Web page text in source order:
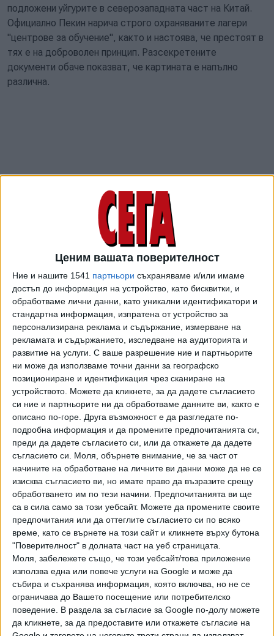
Ценим вашата поверителност
Ние и нашите 1541 партньори съхраняваме и/или имаме
достъп до информация на устройство, като бисквитки, и
обработваме лични данни, като уникални идентификатори и
стандартна информация, изпратена от устройство за
персонализирана реклама и съдържание, измерване на
рекламата и съдържанието, изследване на аудиторията и
развитие на услуги. С ваше разрешение ние и партньорите
ни може да използваме точни данни за географско
позициониране и идентификация чрез сканиране на
устройството. Можете да кликнете, за да дадете съгласието
си ние и партньорите ни да обработваме данните ви, както е
описано по-горе. Друга възможност е да разгледате по-
подробна информация и да промените предпочитанията си,
преди да дадете съгласието си, или да откажете да дадете
съгласието си.
Моля, обърнете внимание, че за част от
начините на обработване на личните ви данни може да не се
изисква съгласието ви, но имате право да възразите срещу
обработването им по тези начини. Предпочитанията ви ще
са в сила само за този уебсайт. Можете да промените своите
предпочитания или да оттеглите съгласието си по всяко
време, като се върнете на този сайт и кликнете върху бутона
"Поверителност" в долната част на уеб страницата.
Моля, забележете също, че този уебсайт/това приложение
използва една или повече услуги на Google и може да
събира и съхранява информация, която включва, но не се
ограничава до Вашето посещение или потребителско
поведение. В раздела за съгласие за Google по-долу можете
да кликнете, за да предоставите или откажете съгласие на
подложени уйгурите в северозападната част на Китай.
Официално Пекин нарича строго охраняваните лагери
"центрове за обучение", както и настоява, че престоят в
тях е на доброволен принцип. Разсекретените
документи обаче показват, че картината е напълно
различна.
В тях има указания за управлението на лагерите -
многобройните правила и ограничения, които трябва да
спазват изпратените там. Зам.-секретар на
комунистическата партия в Синцзян инструктира с
бележка ръководителите на лагерите, че трябва да ги
управляват като затвори с високи мерки за сигурност,
със строга дисциплина, наказания и да не се
допускат бягства. Обитателите им са подложени на
превъзпитателни мерки, включително и физически
наказания. От документите, наричани China cables, става
ясно, че само за една седмица през юни 2017 г. са
арестувани и изпратени 15 638 уйгури в лагерите.
Властите в Пекин обвиняват местното мюсюлманско
малцинство в сепаратизъм и тероризъм. Китай активно
следи и уйгурите, които живеят зад граница, като това е
възложено на посолствата и консулствата. Те
поддържат база данни, която съдържа информации от
проведени разпити и видеоматериал от камерите за
наблюдение в Синцзян. Властите в страната оспорват
данните за броя на хората в лагерите и твърдят, че това
са центрове за професионална подготовка,
предназначени за борба срещу ислямската
радикализация.
Преди дни американският в. "Ню Йорк таймс" съобщи,